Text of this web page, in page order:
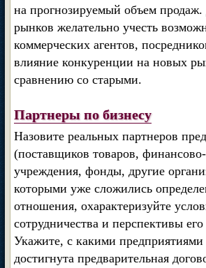
на прогнозируемый объем
рынков желательно учесть
коммерческих агентов,
влияние конкуренции на новых
сравнению со старыми.
Партнеры по бизнесу
Назовите реальных партнеров
(поставщиков товаров,
учреждения, фонды, другие
которыми уже сложились
отношения, охарактеризуйте
сотрудничества и перспективы его
Укажите, с какими предприятиями
достигнута предварительная